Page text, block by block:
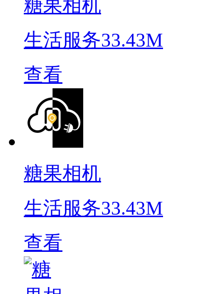
糖果相机
生活服务33.43M
查看
糖果相机
生活服务33.43M
查看